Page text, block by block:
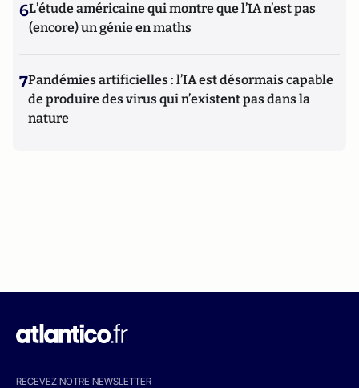
6L’étude américaine qui montre que l’IA n’est pas
(encore) un génie en maths
7Pandémies artificielles : l’IA est désormais capable
de produire des virus qui n’existent pas dans la
nature
RECEVEZ NOTRE NEWSLETTER